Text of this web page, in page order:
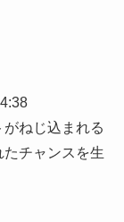
ねじ込まれる
チャンスを生